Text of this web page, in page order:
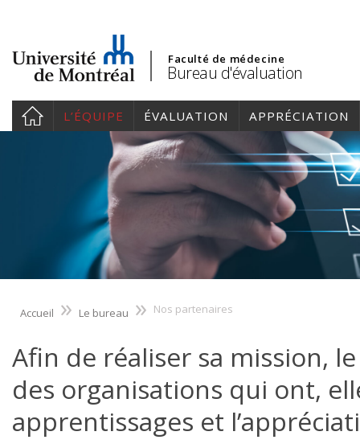
Faculté de médecine
Bureau d'évaluation
L’ÉQUIPE ÉVALUATION APPRÉCIATION
Accueil » Le bureau » Nos partenaires
Afin de réaliser sa mission,
des organisations qui ont,
apprentissages et